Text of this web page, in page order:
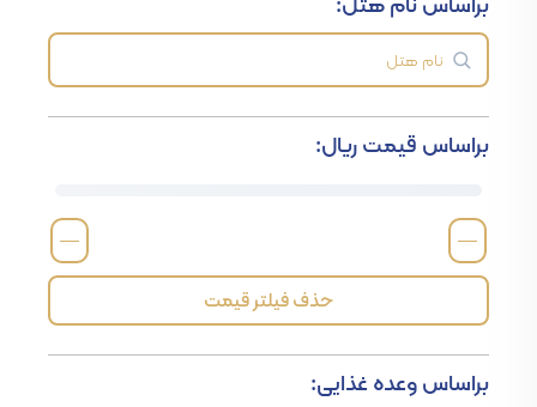
براساس قیمت ریال:
—
—
حذف فیلتر قیمت
براساس وعده غذایی: